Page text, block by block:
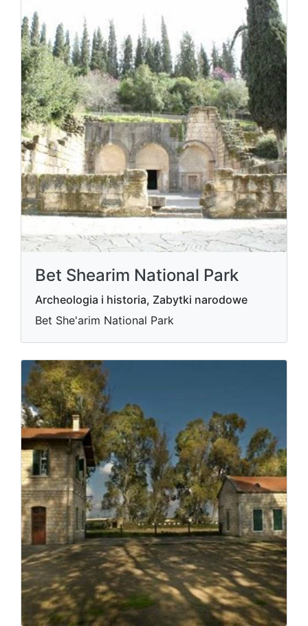
Bet Shearim National Park
Archeologia i historia, Zabytki narodowe
Bet She'arim National Park